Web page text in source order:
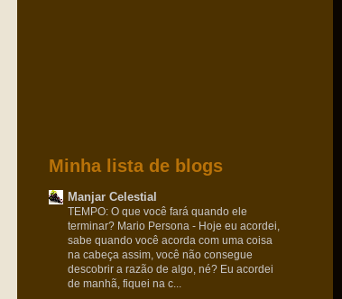
Minha lista de blogs
Manjar Celestial
TEMPO: O que você fará quando ele
terminar? Mario Persona - Hoje eu acordei,
sabe quando você acorda com uma coisa
na cabeça assim, você não consegue
descobrir a razão de algo, né? Eu acordei
de manhã, fiquei na c...